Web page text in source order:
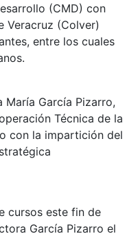
(CMD) con
Veracruz (Colver)
entre los cuales
García Pizarro,
Técnica de la
con la impartición del
cursos este fin de
García Pizarro el